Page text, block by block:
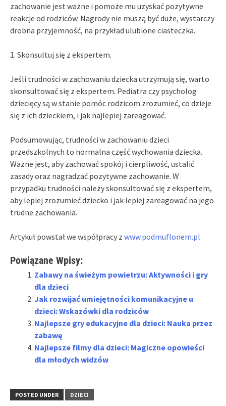
zachowanie jest ważne i pomoże mu uzyskać pozytywne
reakcje od rodziców. Nagrody nie muszą być duże, wystarczy
drobna przyjemność, na przykład ulubione ciasteczka.
1. Skonsultuj się z ekspertem.
Jeśli trudności w zachowaniu dziecka utrzymują się, warto
skonsultować się z ekspertem. Pediatra czy psycholog
dziecięcy są w stanie pomóc rodzicom zrozumieć, co dzieje
się z ich dzieckiem, i jak najlepiej zareagować.
Podsumowując, trudności w zachowaniu dzieci
przedszkolnych to normalna część wychowania dziecka.
Ważne jest, aby zachować spokój i cierpliwość, ustalić
zasady oraz nagradzać pozytywne zachowanie. W
przypadku trudności należy skonsultować się z ekspertem,
aby lepiej zrozumieć dziecko i jak lepiej zareagować na jego
trudne zachowania.
Artykuł powstał we współpracy z www.podmuflonem.pl
Powiązane Wpisy:
Zabawy na świeżym powietrzu: Aktywności i gry
dla dzieci
Jak rozwijać umiejętności komunikacyjne u
dzieci: Wskazówki dla rodziców
Najlepsze gry edukacyjne dla dzieci: Nauka przez
zabawę
Najlepsze filmy dla dzieci: Magiczne opowieści
dla młodych widzów
POSTED UNDER DZIECI